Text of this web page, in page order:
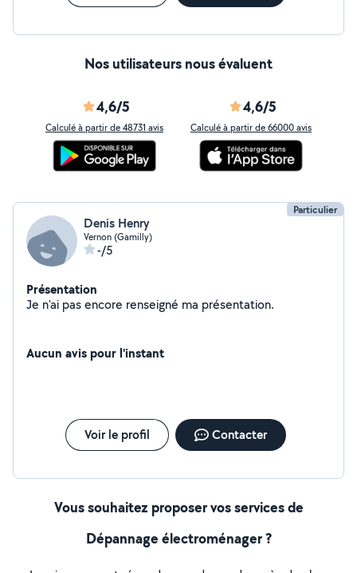
Nos utilisateurs nous évaluent
4,6/5
Calculé à partir de 48731 avis
4,6/5
Calculé à partir de 66000 avis
Particulier
Denis Henry
Vernon (Gamilly)
-/5
Présentation
Je n'ai pas encore renseigné ma présentation.
Aucun avis pour l'instant
Voir le profil Contacter
Vous souhaitez proposer vos services de
Dépannage électroménager ?